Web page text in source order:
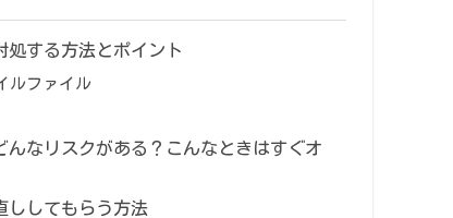
処する方法とポイント
ルファイル
なリスクがある？こんなときはすぐオ
ししてもらう方法